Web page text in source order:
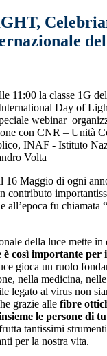
11:00 la classe 1G
Day of
webinar
con CNR – Unità
INAF - Istituto
Volta
16 Maggio di ogni
contributo
all’epoca fu chiamata
della luce mette in
è così importante per
gioca un ruolo
nella medicina,
legato al virus non
grazie alle fibre
le persone di
tantissimi
per la nostra vita.